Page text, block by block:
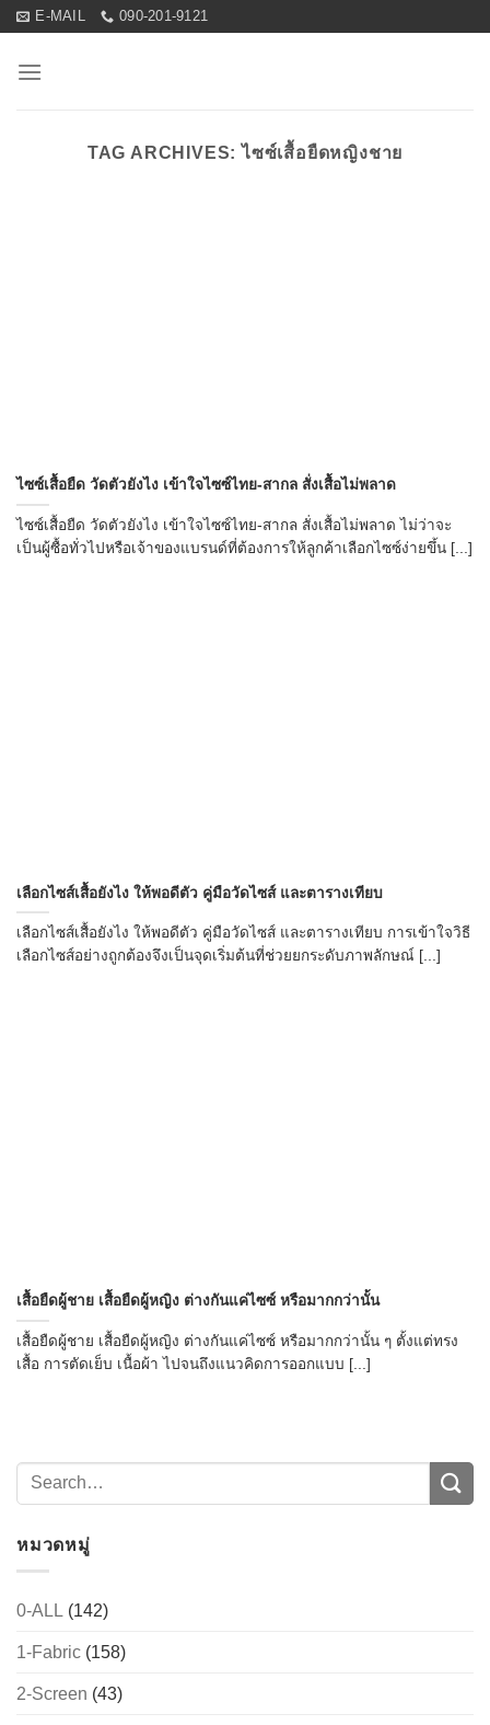
Skip
content
E-MAIL 090-201-9121
TAG ARCHIVES:ไซซ์เสื้อยืดหญิงชาย
ไซซ์เสื้อยืด วัดตัวยังไง เข้าใจไซซ์ไทย-สากล สั่งเสื้อไม่พลาด
ไซซ์เสื้อยืด วัดตัวยังไง เข้าใจไซซ์ไทย-สากล สั่งเสื้อไม่พลาด ไม่ว่าจะ
เป็นผู้ซื้อทั่วไปหรือเจ้าของแบรนด์ที่ต้องการให้ลูกค้าเลือกไซซ์ง่ายขึ้น [...]
เลือกไซส์เสื้อยังไง ให้พอดีตัว คู่มือวัดไซส์ และตารางเทียบ
เลือกไซส์เสื้อยังไง ให้พอดีตัว คู่มือวัดไซส์ และตารางเทียบ การเข้าใจวิธี
เลือกไซส์อย่างถูกต้องจึงเป็นจุดเริ่มต้นที่ช่วยยกระดับภาพลักษณ์ [...]
เสื้อยืดผู้ชาย เสื้อยืดผู้หญิง ต่างกันแค่ไซซ์ หรือมากกว่านั้น
เสื้อยืดผู้ชาย เสื้อยืดผู้หญิง ต่างกันแค่ไซซ์ หรือมากกว่านั้น ๆ ตั้งแต่ทรง
เสื้อ การตัดเย็บ เนื้อผ้า ไปจนถึงแนวคิดการออกแบบ [...]
หมวดหมู่
0-ALL (142)
1-Fabric (158)
2-Screen (43)
→